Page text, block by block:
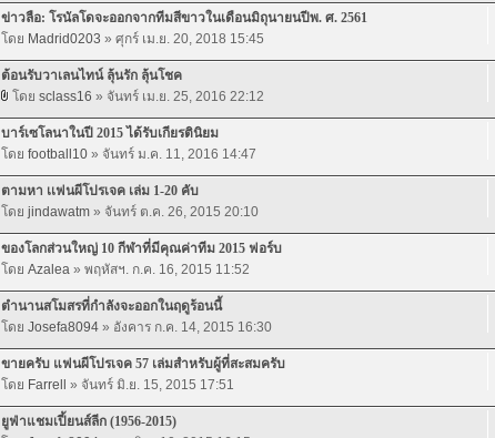
ข่าวลือ: โรนัลโดจะออกจากทีมสีขาวในเดือนมิถุนายนปีพ. ศ. 2561
โดย Madrid0203 » ศุกร์ เม.ย. 20, 2018 15:45
ต้อนรับวาเลนไทน์ ลุ้นรัก ลุ้นโชค
โดย sclass16 » จันทร์ เม.ย. 25, 2016 22:12
บาร์เซโลนาในปี 2015 ได้รับเกียรตินิยม
โดย football10» จันทร์ ม.ค. 11, 2016 14:47
ตามหา เเฟนผีโปรเจค เล่ม 1-20 คับ
โดย jindawatm» จันทร์ ต.ค. 26, 2015 20:10
ของโลกส่วนใหญ่ 10 กีฬาที่มีคุณค่าทีม 2015 ฟอร์บ
โดย Azalea» พฤหัสฯ. ก.ค. 16, 2015 11:52
ตำนานสโมสรที่กำลังจะออกในฤดูร้อนนี้
โดย Josefa8094» อังคาร ก.ค. 14, 2015 16:30
ขายครับ แฟนผีโปรเจค 57 เล่มสำหรับผู้ที่สะสมครับ
โดย Farrell » จันทร์ มิ.ย. 15, 2015 17:51
ยูฟ่าแชมเปี้ยนส์ลีก (1956-2015)